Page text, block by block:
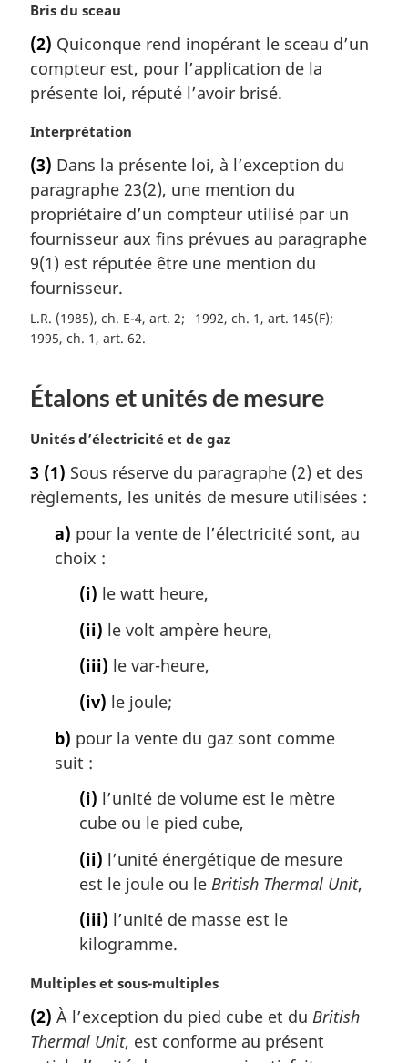
N
t
e
m
r
i
n
a
l
e
:
Bris du sceau
(2) Quiconque rend inopérant le sceau d’un
compteur est, pour l’application de la
présente loi, réputé l’avoir brisé.
N
t
e
m
a
g
i
n
a
:
Interprétation
(3) Dans la présente loi, à l’exception du
paragraphe 23(2), une mention du
propriétaire d’un compteur utilisé par un
fournisseur aux fins prévues au paragraphe
9(1) est réputée être une mention du
fournisseur.
L.R. (1985), ch. E-4, art. 2
1992, ch. 1, art. 145(F)
1995, ch. 1, art. 62
Étalons et unités de mesure
N
t
e
Unités d’électricité et de gaz
3 (1) Sous réserve du paragraphe (2) et des
règlements, les unités de mesure utilisées :
a) pour la vente de l’électricité sont, au
choix :
(i) le watt heure,
(ii) le volt ampère heure,
(iii) le var-heure,
(iv) le joule;
b) pour la vente du gaz sont comme
suit :
(i) l’unité de volume est le mètre
cube ou le pied cube,
(ii) l’unité énergétique de mesure
est le joule ou le British Thermal Unit,
(iii) l’unité de masse est le
kilogramme.
N
t
e
Multiples et sous-multiples
(2) À l’exception du pied cube et du British
Thermal Unit, est conforme au présent